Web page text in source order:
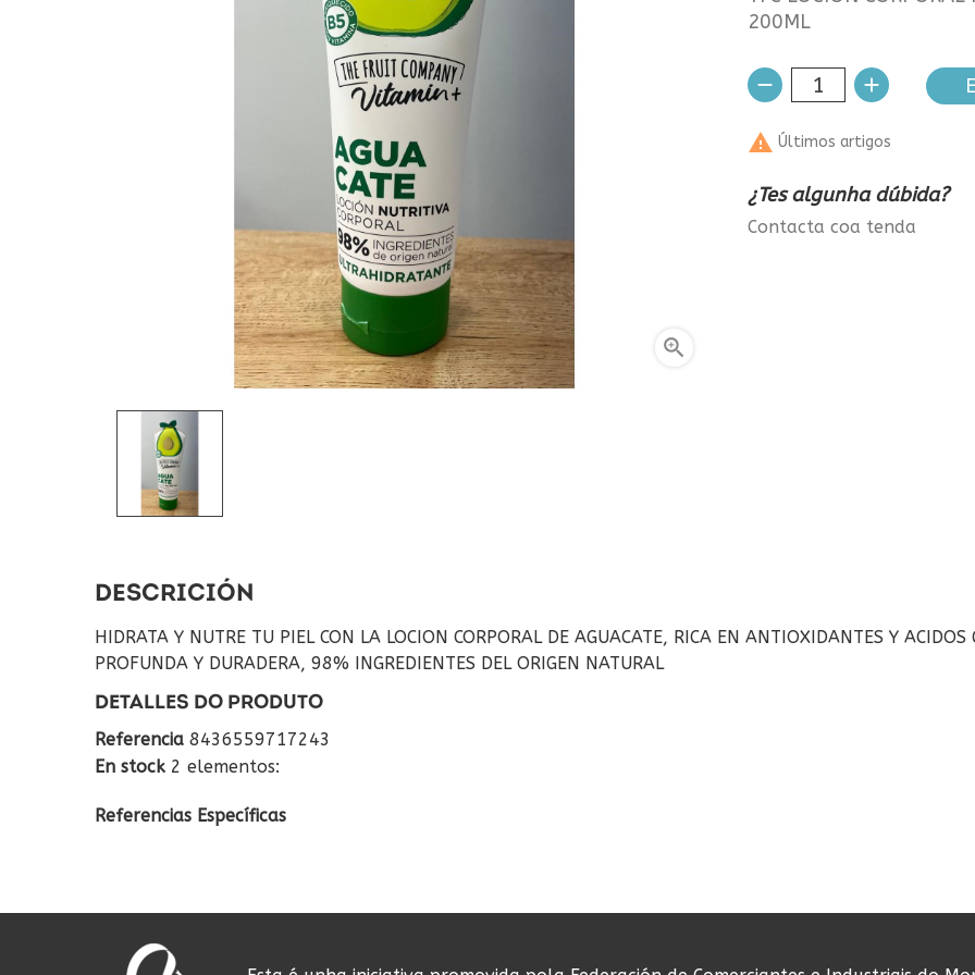

200ML
 Últimos artigos
¿Tes algunha dúbida?
Contacta coa tenda
DESCRICIÓN
HIDRATA Y NUTRE TU PIEL CON LA LOCION CORPORAL DE AGUACATE, RICA EN ANTIOXIDANTES Y
PROFUNDA Y DURADERA, 98% INGREDIENTES DEL ORIGEN NATURAL
DETALLES DO PRODUTO
Referencia 8436559717243
En stock 2 elementos:
Referencias Específicas